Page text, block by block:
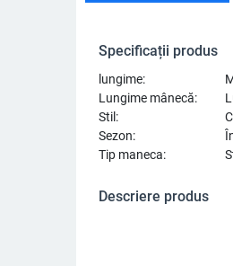
Specificații produs
lungime:
Lungime mânecă:
Stil:
Sezon:
Tip maneca:
Descriere produs